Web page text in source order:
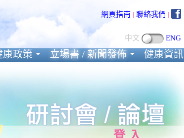
網頁指南 | 聯絡我們 |
中文 ENG
康政策 立場書 / 新聞發佈 健康資訊